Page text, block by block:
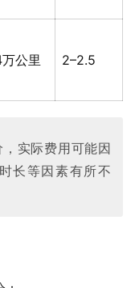
公里 2–2.5
，实际费用可能因
长等因素有所不